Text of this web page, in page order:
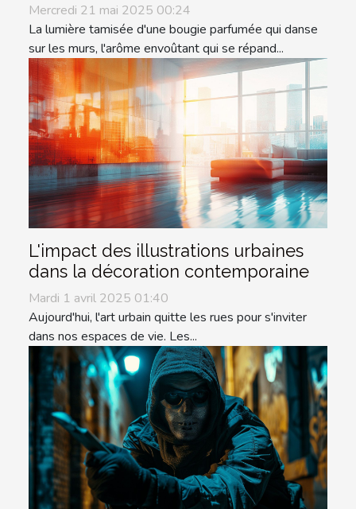
Mercredi 21 mai 2025 00:24
La lumière tamisée d'une bougie parfumée qui danse
sur les murs, l'arôme envoûtant qui se répand...
L'impact des illustrations urbaines
dans la décoration contemporaine
Mardi 1 avril 2025 01:40
Aujourd'hui, l'art urbain quitte les rues pour s'inviter
dans nos espaces de vie. Les...